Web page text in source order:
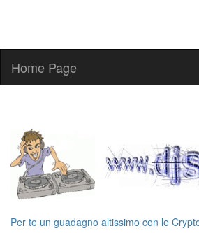
Home Page
Per te un guadagno altissimo con le